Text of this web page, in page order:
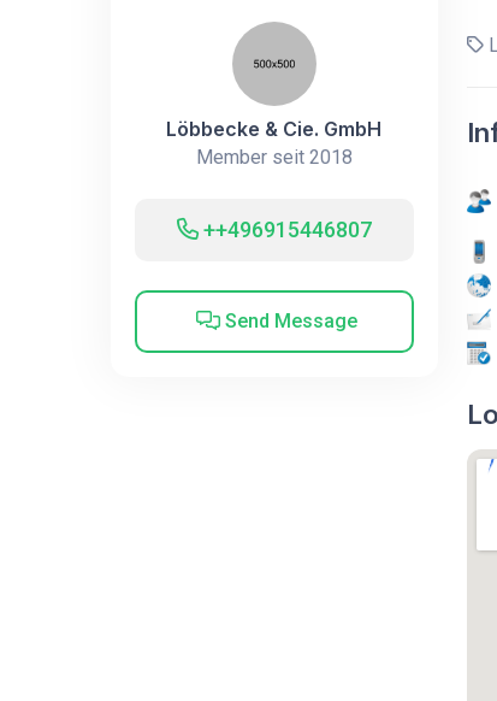
Löbbecke & Cie. GmbH
Member seit 2018
++496915446807
Send Message